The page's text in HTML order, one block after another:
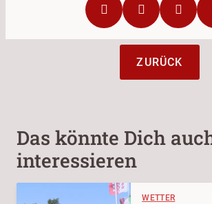
ZURÜCK
Das könnte Dich
interessieren
WETTER